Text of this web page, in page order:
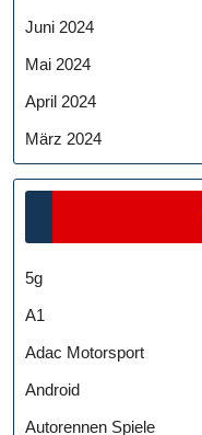
Juni 2024
Mai 2024
April 2024
März 2024
5g
A1
Adac Motorsport
Android
Autorennen Spiele